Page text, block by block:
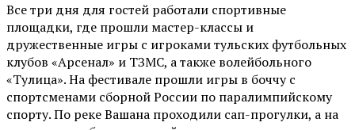
Все три дня для гостей работали спортивные
площадки, где прошли мастер-классы и
дружественные игры с игроками тульских футбольных
клубов «Арсенал» и ТЗМС, а также волейбольного
«Тулица». На фестивале прошли игры в боччу с
спортсменами сборной России по паралимпийскому
спорту. По реке Вашана проходили сап-прогулки, а на